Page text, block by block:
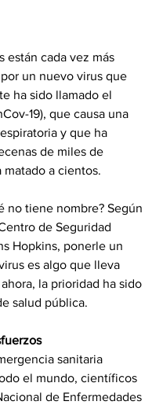
están cada vez más
un nuevo virus que
ha sido llamado el
19), que causa una
y que ha
de miles de
matado a cientos.
no tiene nombre? Según
de Seguridad
Hopkins, ponerle un
es algo que lleva
la prioridad ha sido
salud pública.
sanitaria
el mundo, científicos
de Enfermedades